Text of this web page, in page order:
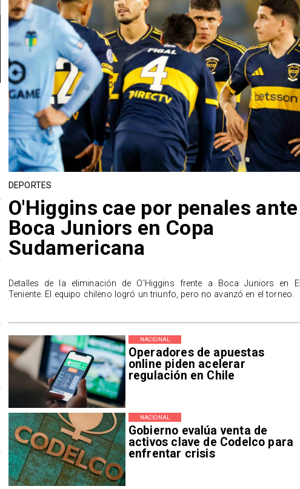
Operadores de apuestas
online piden acelerar
regulación en Chile
NACIONAL
Gobierno evalúa venta de
activos clave de Codelco para
enfrentar crisis
NACIONAL
DEPORTES
O'Higgins cae por penales ante
Boca Juniors en Copa
Sudamericana
Detalles de la eliminación de O'Higgins frente a Boca Juniors en El
Teniente. El equipo chileno logró un triunfo, pero no avanzó en el torneo.